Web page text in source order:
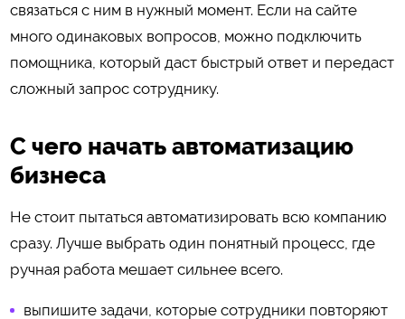
связаться с ним в нужный момент. Если на сайте
много одинаковых вопросов, можно подключить
помощника, который даст быстрый ответ и передаст
сложный запрос сотруднику.
С чего начать автоматизацию
бизнеса
Не стоит пытаться автоматизировать всю компанию
сразу. Лучше выбрать один понятный процесс, где
ручная работа мешает сильнее всего.
выпишите задачи, которые сотрудники повторяют